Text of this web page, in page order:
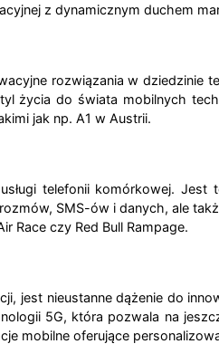
z dynamicznym duchem
rozwiązania w dziedzinie
życia do świata mobilnych
jak np. A1 w Austrii.
telefonii komórkowej.
SMS-ów i danych, ale
Race czy Red Bull Rampage.
jest nieustanne dążenie do
5G, która pozwala na
mobilne oferujące